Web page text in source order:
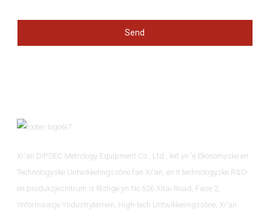
Send
Xi'an DIPSEC Metrology Equipment Co., Ltd., leit yn 'e Ekonomyske en
Technologyske Untwikkelingssône fan Xi'an, en it technologyske R&D-
en produksjesintrum is fêstige yn No.526 Xitai Road, Fase 2,
Ynformaasje Yndustryterrein, High-tech Untwikkelingssône, Xi'an.